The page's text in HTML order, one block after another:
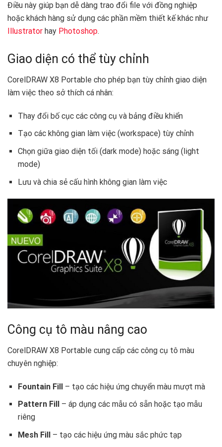
Điều này giúp bạn dễ dàng trao đổi file với đồng nghiệp
hoặc khách hàng sử dụng các phần mềm thiết kế khác như
Illustrator hay Photoshop.
Giao diện có thể tùy chỉnh ️
CorelDRAW X8 Portable cho phép bạn tùy chỉnh giao diện
làm việc theo sở thích cá nhân:
Thay đổi bố cục các công cụ và bảng điều khiển
Tạo các không gian làm việc (workspace) tùy chỉnh
Chọn giữa giao diện tối (dark mode) hoặc sáng (light
mode)
Lưu và chia sẻ cấu hình không gian làm việc
Công cụ tô màu nâng cao
CorelDRAW X8 Portable cung cấp các công cụ tô màu
chuyên nghiệp:
Fountain Fill– tạo các hiệu ứng chuyển màu mượt mà
Pattern Fill
– áp dụng các mẫu có sẵn hoặc tạo mẫu
riêng
Mesh Fill– tạo các hiệu ứng màu sắc phức tạp